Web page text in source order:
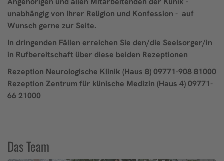
unabhängig von Ihrer Religion und Konfession - auf
Wunsch gerne zur Seite.
In dringenden Fällen erreichen Sie den/die Seelsorger/in
in Rufbereitschaft über diese beiden Rezeptionen
Rezeption Neurologische Klinik (Haus 8) 09771-908 81000
Rezeption Zentrum für klinische Medizin (Haus 4) 09771-
66 21000
Das Team